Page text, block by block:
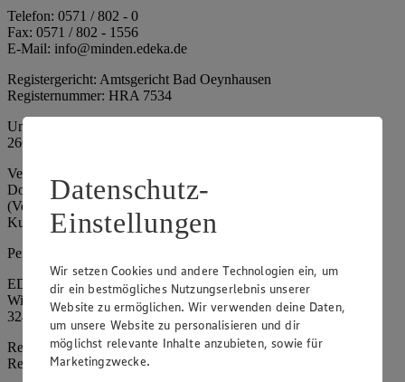
Telefon: 0571 / 802 - 0
Fax: 0571 / 802 - 1556
E-Mail: info@minden.edeka.de
Registergericht: Amtsgericht Bad Oeynhausen
Registernummer: HRA 7534
Umsatzsteuer-Identifikationsnummer gem. § 27a UStG: DE
266067317
Vertretungsberechtigte: Mark Rosenkranz (Sprecher), Eileen
Dominique Klingsiek (Vorstandsmitglied), Ulf-U. Plath
(Vorstandsmitglied), Stephan Wohler (Vorstandsmitglied), Marc
Kuhlmann (Aufsichtsratsvorsitzender)
Persönlich haftende Gesellschafterin:
EDEKA Minden-Hannover Holding GmbH
Wittelsbacherallee 61
32427 Minden
Registergericht: Amtsgericht Bad Oeynhausen
Registernummer: HRB 4086
Datenschutz-
Einstellungen
Wir setzen Cookies und andere Technologien ein, um
dir ein bestmögliches Nutzungserlebnis unserer
Website zu ermöglichen. Wir verwenden deine Daten,
um unsere Website zu personalisieren und dir
möglichst relevante Inhalte anzubieten, sowie für
Marketingzwecke.